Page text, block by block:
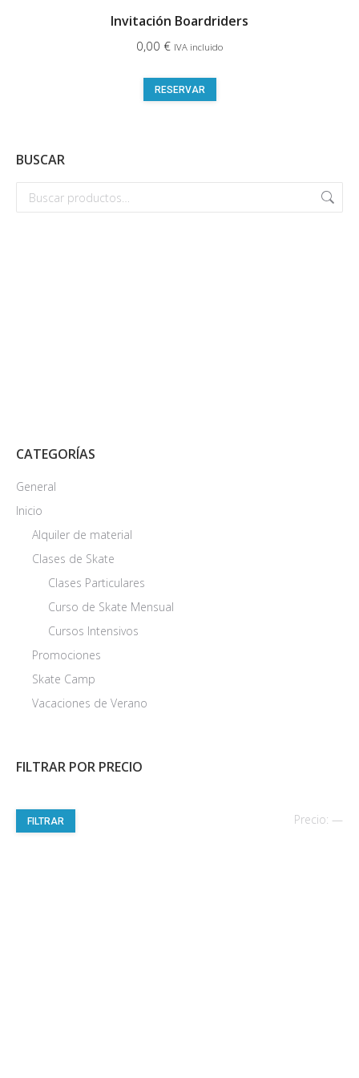
Invitación Boardriders
0,00 € IVA incluido
RESERVAR
BUSCAR
CATEGORÍAS
General
Inicio
Alquiler de material
Clases de Skate
Clases Particulares
Curso de Skate Mensual
Cursos Intensivos
Promociones
Skate Camp
Vacaciones de Verano
FILTRAR POR PRECIO
FILTRAR Precio: —